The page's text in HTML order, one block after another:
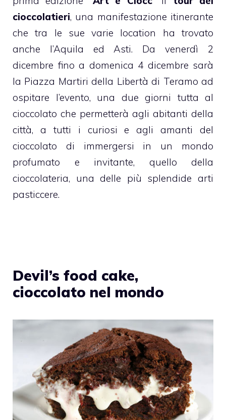
cioccolatieri, una manifestazione itinerante
che tra le sue varie location ha trovato
anche l’Aquila ed Asti. Da venerdì 2
dicembre fino a domenica 4 dicembre sarà
la Piazza Martiri della Libertà di Teramo ad
ospitare l’evento, una due giorni tutta al
cioccolato che permetterà agli abitanti della
città, a tutti i curiosi e agli amanti del
cioccolato di immergersi in un mondo
profumato e invitante, quello della
cioccolateria, una delle più splendide arti
pasticcere.
Devil’s food cake,
cioccolato nel mondo